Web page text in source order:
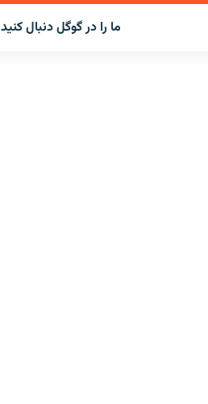
ما را در گوگل دنبال کنید